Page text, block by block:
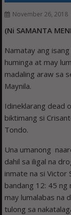
November 26, 2018
(Ni SAMANTA
Namatay ang
huminga at may
madaling araw sa
Maynila.
Idineklarang dead
biktimang si
Tondo.
Una umanong
dahil sa iligal na
inmate na si Victor
bandang 12: 45 ng
may lumalabas na
tulong sa